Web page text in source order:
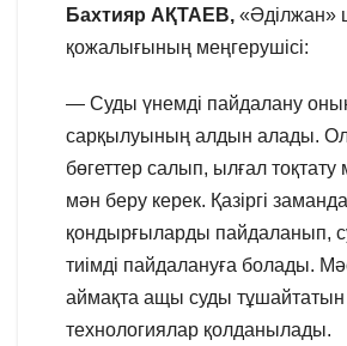
Бахтияр АҚТАЕВ, «Әділжан»
қожалығының меңгерушісі:
— Суды үнемді пайдалану
сарқылуының алдын алады.
бөгеттер салып, ылғал тоқтату
мән беру керек. Қазіргі заманда
қондырғыларды пайдаланып,
тиімді пайдалануға болады.
аймақта ащы суды тұшайтатын
технологиялар қолданылады.